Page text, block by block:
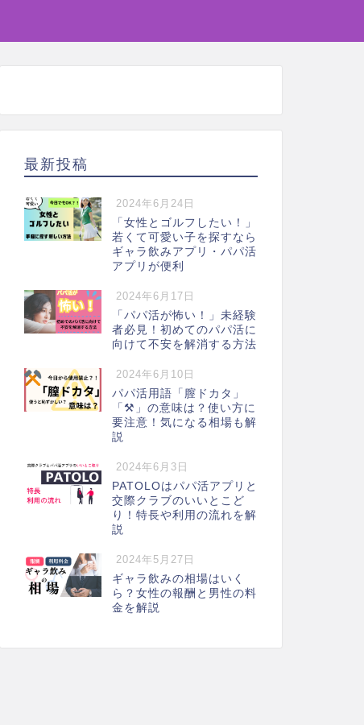
最新投稿
2024年6月24日
「女性とゴルフしたい！」
若くて可愛い子を探すなら
ギャラ飲みアプリ・パパ活
アプリが便利
2024年6月17日
「パパ活が怖い！」未経験
者必見！初めてのパパ活に
向けて不安を解消する方法
2024年6月10日
パパ活用語「膣ドカタ」
「⚒️」の意味は？使い方に
要注意！気になる相場も解
説
2024年6月3日
PATOLOはパパ活アプリと
交際クラブのいいとこど
り！特長や利用の流れを解
説
2024年5月27日
ギャラ飲みの相場はいく
ら？女性の報酬と男性の料
金を解説